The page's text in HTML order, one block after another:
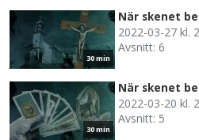
30 min
När skenet
2022-03-27 kl.
Avsnitt: 6
30 min
När skenet
2022-03-20 kl.
Avsnitt: 5